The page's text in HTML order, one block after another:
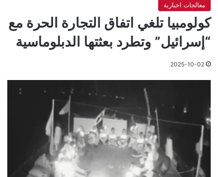
معالجات اخبارية
كولومبيا تلغي اتفاق التجارة الحرة مع
“إسرائيل” وتطرد بعثتها الدبلوماسية
2025-10-02